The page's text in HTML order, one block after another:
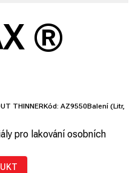
®
THINNERKód: AZ9550Balení (Litr,
pro lakování osobních